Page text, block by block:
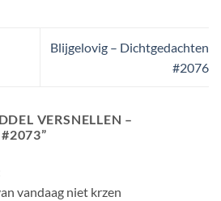
Blijgelovig – Dichtgedachten
#2076
VERSNELLEN –
”
vandaag niet krzen